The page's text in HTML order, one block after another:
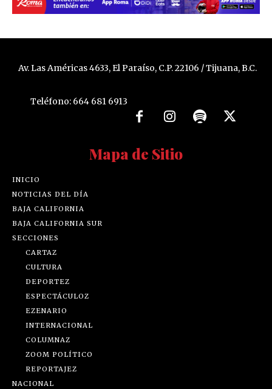
Av. Las Américas 4633, El Paraíso, C.P. 22106 / Tijuana, B.C.
Teléfono: 664 681 6913
Mapa de Sitio
INICIO
NOTICIAS DEL DÍA
BAJA CALIFORNIA
BAJA CALIFORNIA SUR
SECCIONES
CARTAZ
CULTURA
DEPORTEZ
ESPECTÁCULOZ
EZENARIO
INTERNACIONAL
COLUMNAZ
ZOOM POLÍTICO
REPORTAJEZ
NACIONAL